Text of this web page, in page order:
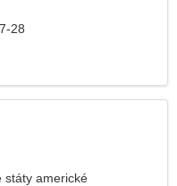
28
státy americké